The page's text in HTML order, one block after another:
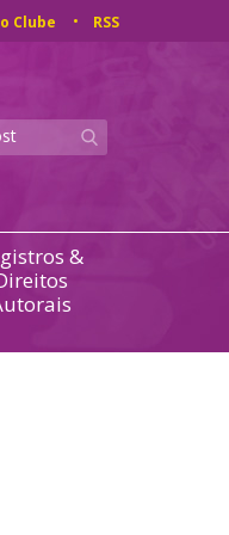
Clube RSS
&